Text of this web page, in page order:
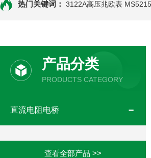
热门关键词： 3122A高压兆欧表
产品分类
PRODUCTS CATEGORY
直流电阻电桥
查看全部产品 >>